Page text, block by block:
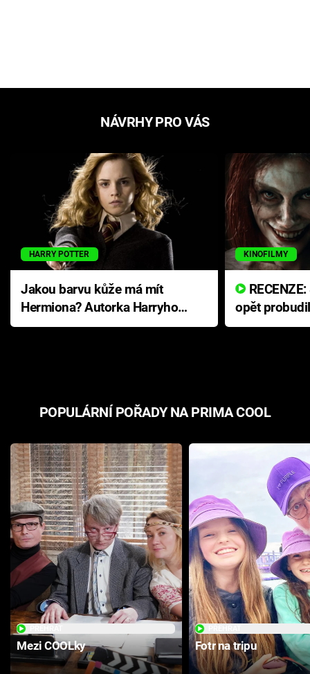
NÁVRHY PRO VÁS
HARRY POTTER
Jakou barvu kůže má mít
Hermiona? Autorka Harryho
Pottera přišla s ráznou
KINOFILMY
opět
přichází s
POPULÁRNÍ POŘADY NA PRIMA COOL
Mezi COOLky Fotr na tripu